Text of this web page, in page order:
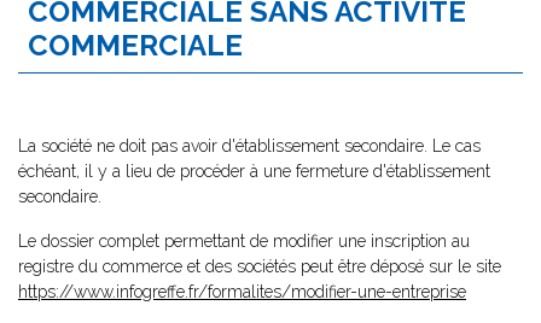
COMMERCIALE SANS ACTIVITÉ
COMMERCIALE
La société ne doit pas avoir d'établissement secondaire. Le cas
échéant, il y a lieu de procéder à une fermeture d'établissement
secondaire.
Le dossier complet permettant de modifier une inscription au
registre du commerce et des sociétés peut être déposé sur le site
https://www.infogreffe.fr/formalites/modifier-une-entreprise